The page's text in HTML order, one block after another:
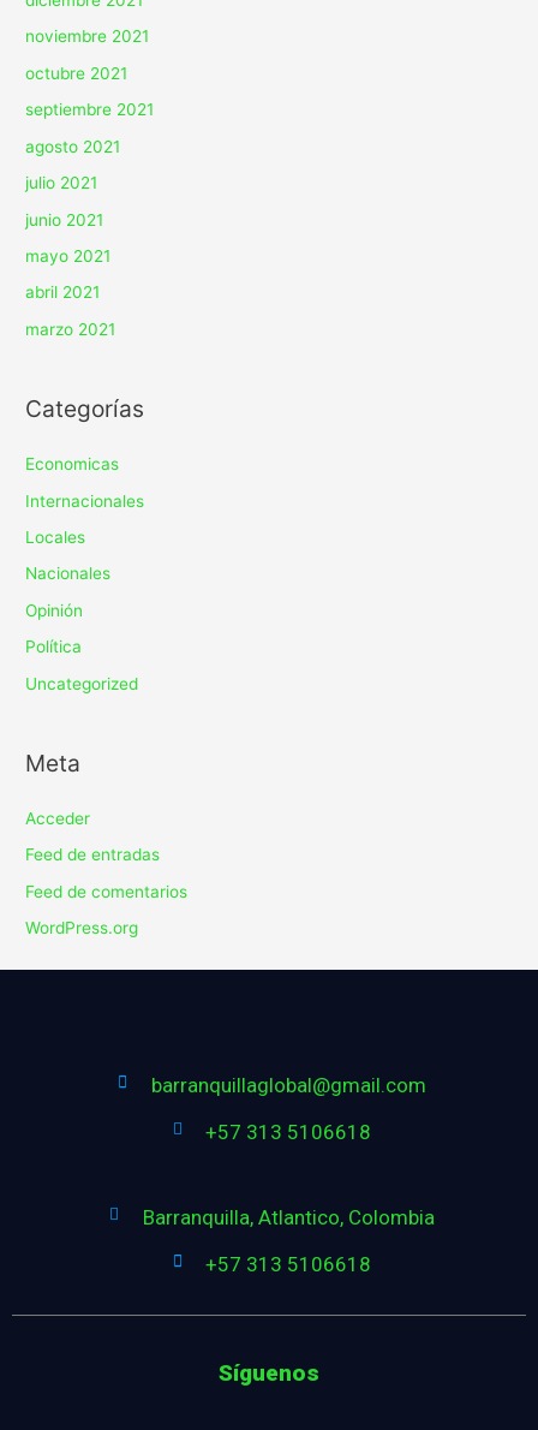
noviembre 2021
octubre 2021
septiembre 2021
agosto 2021
julio 2021
junio 2021
mayo 2021
abril 2021
marzo 2021
Categorías
Economicas
Internacionales
Locales
Nacionales
Opinión
Política
Uncategorized
Meta
Acceder
Feed de entradas
Feed de comentarios
WordPress.org
barranquillaglobal@gmail.com
+57 313 5106618
Barranquilla, Atlantico, Colombia
+57 313 5106618
Síguenos